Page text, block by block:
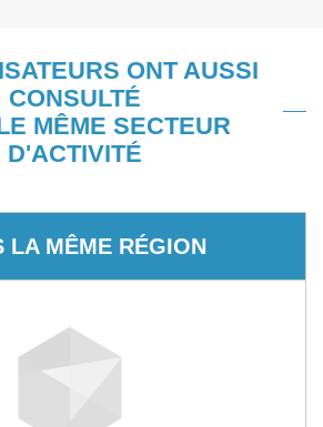
ONT AUSSI
CONSULTÉ
MÊME SECTEUR
D'ACTIVITÉ
LA MÊME RÉGION